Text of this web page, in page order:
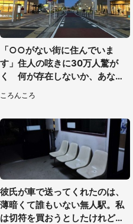
「○○がない街に住んでいま
す」住人の呟きに30万人驚が
く 何が存在しないか、あなた
ころんころ
彼氏が車で送ってくれたのは、
薄暗くて誰もいない無人駅。私
は切符を買おうとしたけれど